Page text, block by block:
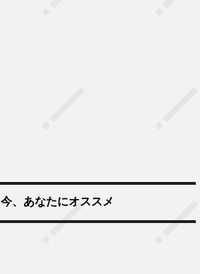
今、あなたにオススメ